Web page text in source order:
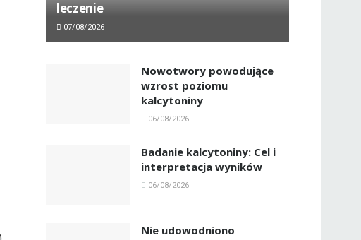
leczenie
07/08/2026
Nowotwory powodujące
wzrost poziomu
kalcytoniny
06/08/2026
Badanie kalcytoniny: Cel i
interpretacja wyników
06/08/2026
Nie udowodniono